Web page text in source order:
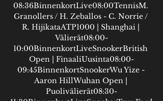
08:36BinnenkortLive08:00TennisM.
Granollers / H. Zeballos - C. Norrie /
R. HijikataATP1000 | Shanghai |
Välierät08:00-
10:00BinnenkortLiveSnookerBritish
Open | FinaaliUusinta08:00-
09:45BinnenkortSnookerWu Yize -
Aaron HillWuhan Open |
Puolivälierät08:30-